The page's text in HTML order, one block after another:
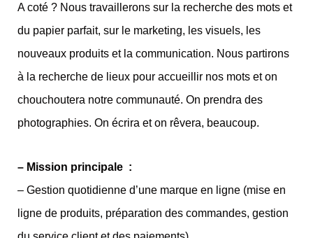
A coté ? Nous travaillerons sur la recherche des mots et
du papier parfait, sur le marketing, les visuels, les
nouveaux produits et la communication. Nous partirons
à la recherche de lieux pour accueillir nos mots et on
chouchoutera notre communauté. On prendra des
photographies. On écrira et on rêvera, beaucoup.
– Mission principale :
– Gestion quotidienne d’une marque en ligne (mise en
ligne de produits, préparation des commandes, gestion